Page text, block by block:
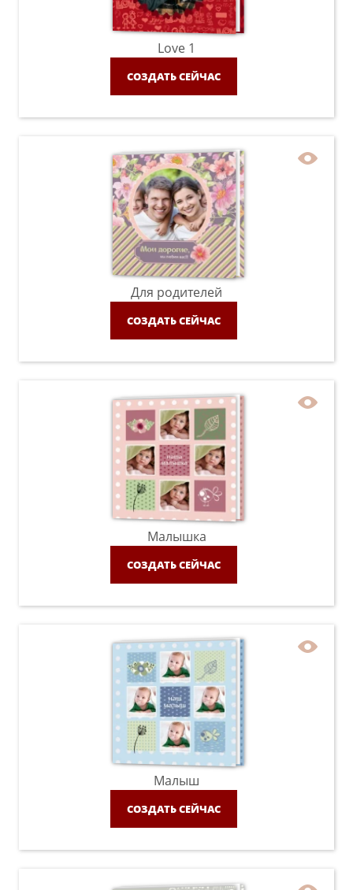
Love 1
СОЗДАТЬ СЕЙЧАС
Для родителей
СОЗДАТЬ СЕЙЧАС
Малышка
СОЗДАТЬ СЕЙЧАС
Малыш
СОЗДАТЬ СЕЙЧАС